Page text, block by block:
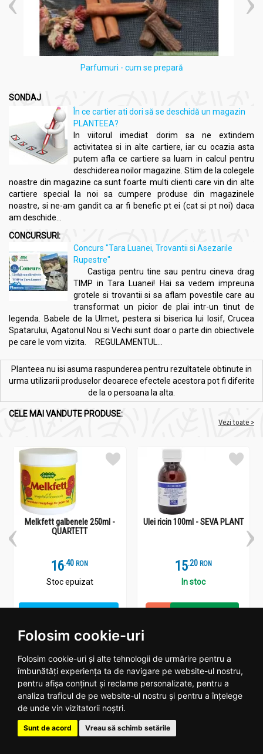
Folosim cookie-uri
Folosim cookie-uri și alte tehnologii de urmărire pentru a
îmbunătăți experiența ta de navigare pe website-ul nostru,
pentru afișa conținut și reclame personalizate, pentru a
analiza traficul de pe website-ul nostru și pentru a înțelege
de unde vin vizitatorii noștri.
Sunt de acord Vreau să schimb setările
Parfumuri - cum se prepară
SONDAJ
În ce cartier ati dori să se deschidă un magazin
PLANTEEA?
In viitorul imediat dorim sa ne extindem
activitatea si in alte cartiere, iar cu ocazia asta
putem afla ce cartiere sa luam in calcul pentru
deschiderea noilor magazine. Stim de la colegele
noastre din magazine ca sunt foarte multi clienti care vin din alte
cartiere special la noi sa cumpere produse din magazinele
noastre, si ne-am gandit ca ar fi benefic pt ei (cat si pt noi) daca
am deschide...
CONCURSURI:
Concurs "Tara Luanei, Trovantii si Asezarile
Rupestre"
Castiga pentru tine sau pentru cineva drag
TIMP in Tara Luanei! Hai sa vedem impreuna
grotele si trovantii si sa aflam povestile care au
transformat un picior de plai intr-un tinut de
legenda. Babele de la Ulmet, pestera si biserica lui Iosif, Crucea
Spatarului, Agatonul Nou si Vechi sunt doar o parte din obiectivele
pe care le vom vizita. REGULAMENTUL...
Planteea nu isi asuma raspunderea pentru rezultatele obtinute in
urma utilizarii produselor deoarece efectele acestora pot fi diferite
de la o persoana la alta.
CELE MAI VANDUTE PRODUSE:
Vezi toate >
Melkfett galbenele 250ml -
QUARTETT
16.4 RON
Stoc epuizat
Ulei ricin 100ml - SEVA PLANT
15.2 RON
In stoc
Plantoteca ta online
Date contact
Program: Luni - Vineri 09:00 - 18:00